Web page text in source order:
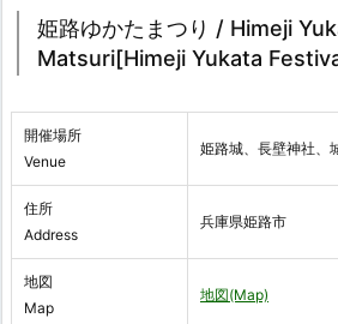
姫路ゆかたまつり / Himeji
Matsuri[Himeji Yukata
開催場所
Venue
姫路城、長壁神社、
住所
Address
兵庫県姫路市
地図
Map
地図(Map)